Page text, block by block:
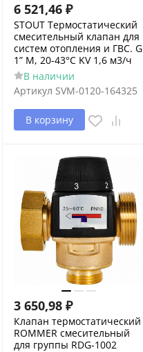
6 521,46 ₽
STOUT Термостатический
смесительный клапан для
систем отопления и ГВС. G
1” M, 20-43°С KV 1,6 м3/ч
В наличии
Артикул SVM-0120-164325
В корзину
3 650,98 ₽
Клапан термостатический
ROMMER смесительный
для группы RDG-1002